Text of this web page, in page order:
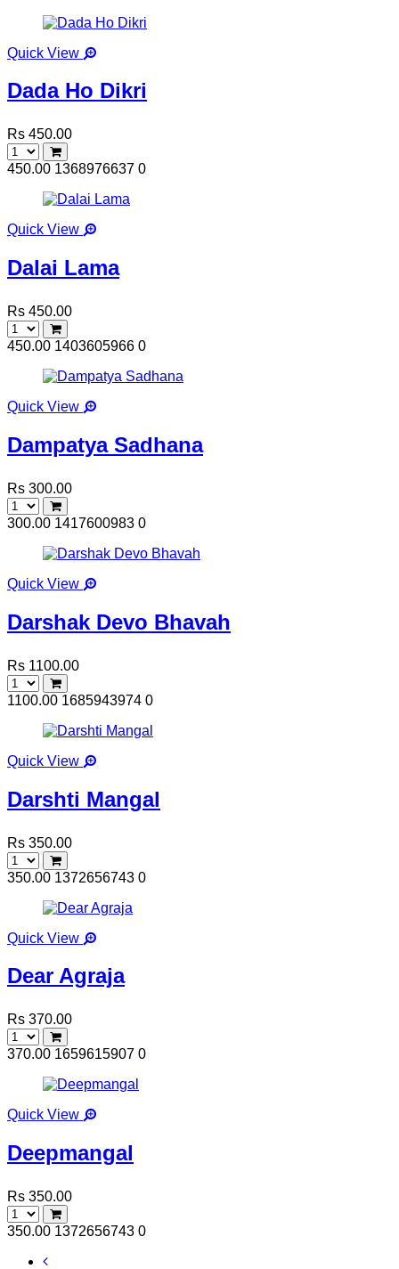
Quick View
Dada Ho Dikri
Rs 450.00
450.00 1368976637 0
Quick View
Dalai Lama
Rs 450.00
450.00 1403605966 0
Quick View
Dampatya Sadhana
Rs 300.00
300.00 1417600983 0
Quick View
Darshak Devo Bhavah
Rs 1100.00
1100.00 1685943974 0
Quick View
Darshti Mangal
Rs 350.00
350.00 1372656743 0
Quick View
Dear Agraja
Rs 370.00
370.00 1659615907 0
Quick View
Deepmangal
Rs 350.00
350.00 1372656743 0